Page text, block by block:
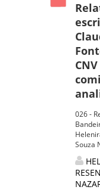
026 -
Souza